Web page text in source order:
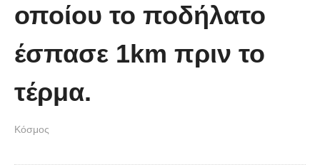
Οι 5 Γιατροί Κρύφτηκαν πίσω από
όταν έπεσε απλά ΔΕΝ περιγράφεται!
οποίου το ποδήλατο
έσπασε 1km πριν το
τέρμα.
Κόσμος